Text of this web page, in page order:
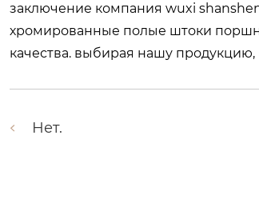
заключение компания wuxi
хромированные полые штоки
качества. выбирая нашу
Нет.